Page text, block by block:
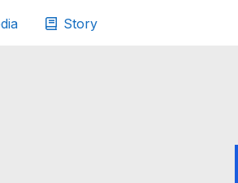
Story